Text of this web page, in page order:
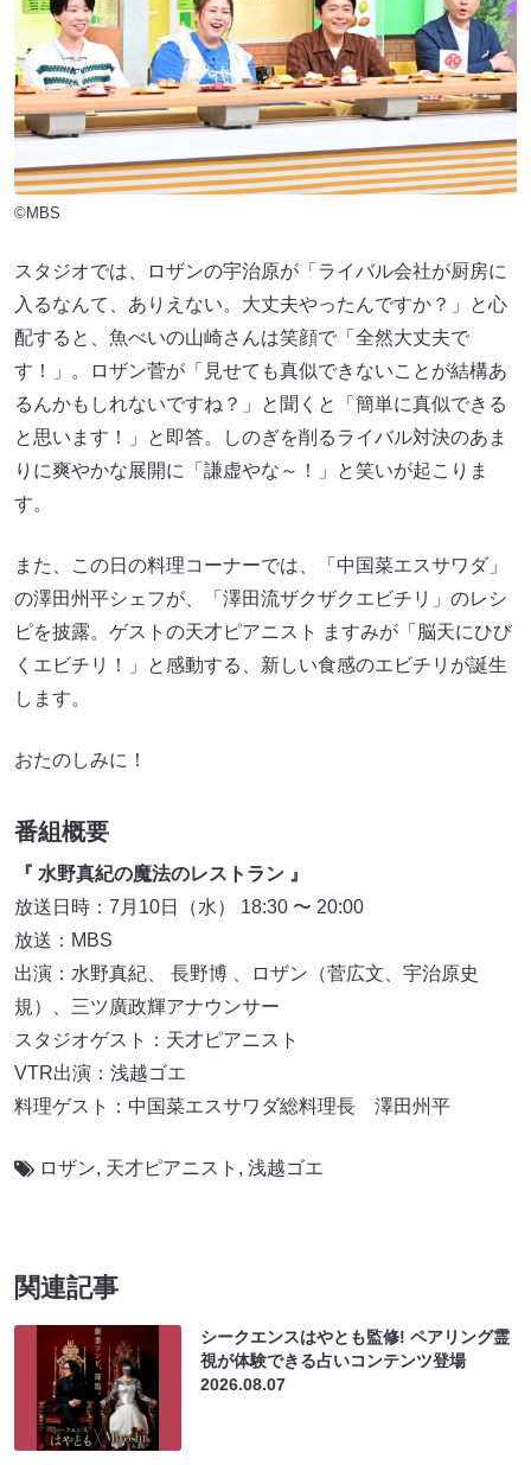
©MBS
スタジオでは、ロザンの宇治原が「ライバル会社が厨房に
入るなんて、ありえない。大丈夫やったんですか？」と心
配すると、魚べいの山崎さんは笑顔で「全然大丈夫で
す！」。ロザン菅が「見せても真似できないことが結構あ
るんかもしれないですね？」と聞くと「簡単に真似できる
と思います！」と即答。しのぎを削るライバル対決のあま
りに爽やかな展開に「謙虚やな～！」と笑いが起こりま
す。
また、この日の料理コーナーでは、「中国菜エスサワダ」
の澤田州平シェフが、「澤田流ザクザクエビチリ」のレシ
ピを披露。ゲストの天才ピアニスト ますみが「脳天にひび
くエビチリ！」と感動する、新しい食感のエビチリが誕生
します。
おたのしみに！
番組概要
『 水野真紀の魔法のレストラン 』
放送日時：7月10日（水） 18:30 〜 20:00
放送：MBS
出演：水野真紀、 長野博 、ロザン（菅広文、宇治原史
規）、三ツ廣政輝アナウンサー
スタジオゲスト：天才ピアニスト
VTR出演：浅越ゴエ
料理ゲスト：中国菜エスサワダ総料理長 澤田州平
ロザン, 天才ピアニスト , 浅越ゴエ
関連記事
シークエンスはやとも監修! ペアリング霊
視が体験できる占いコンテンツ登場
2026.08.07